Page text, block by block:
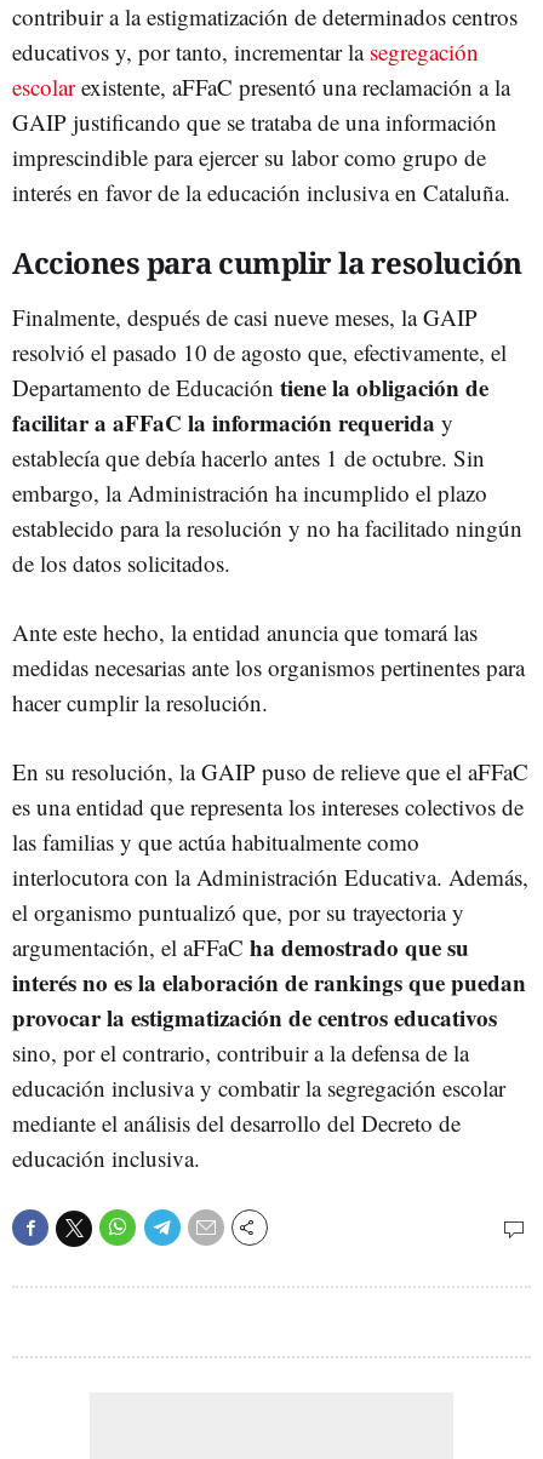
contribuir a la estigmatización de determinados centros
educativos y, por tanto, incrementar la segregación
escolarexistente, aFFaC presentó una reclamación a la
GAIP justificando que se trataba de una información
imprescindible para ejercer su labor como grupo de
interés en favor de la educación inclusiva en Cataluña.
Acciones para cumplir la resolución
Finalmente, después de casi nueve meses, la GAIP
resolvió el pasado 10 de agosto que, efectivamente, el
Departamento de Educación tiene la obligación de
facilitar a aFFaC la información requerida y
establecía que debía hacerlo antes 1 de octubre. Sin
embargo, la Administración ha incumplido el plazo
establecido para la resolución y no ha facilitado ningún
de los datos solicitados.
Ante este hecho, la entidad anuncia que tomará las
medidas necesarias ante los organismos pertinentes para
hacer cumplir la resolución.
En su resolución, la GAIP puso de relieve que el aFFaC
es una entidad que representa los intereses colectivos de
las familias y que actúa habitualmente como
interlocutora con la Administración Educativa. Además,
el organismo puntualizó que, por su trayectoria y
argumentación, el aFFaC ha demostrado que su
interés no es la elaboración de rankings que puedan
provocar la estigmatización de centros educativos
sino, por el contrario, contribuir a la defensa de la
educación inclusiva y combatir la segregación escolar
mediante el análisis del desarrollo del Decreto de
educación inclusiva.